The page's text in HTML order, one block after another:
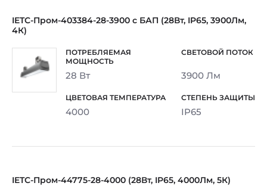
IETC-Пром-403384-28-3900 с БАП (28Вт, IP65, 3900Лм,
4К)
28 Вт 3900 Лм
4000 IP65
IETC-Пром-44775-28-4000 (28Вт, IP65, 4000Лм, 5К)